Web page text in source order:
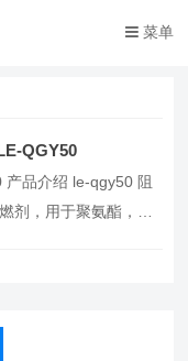
菜单
QGY50
品介绍 le-qgy50 阻
剂，用于聚氨酯，丙